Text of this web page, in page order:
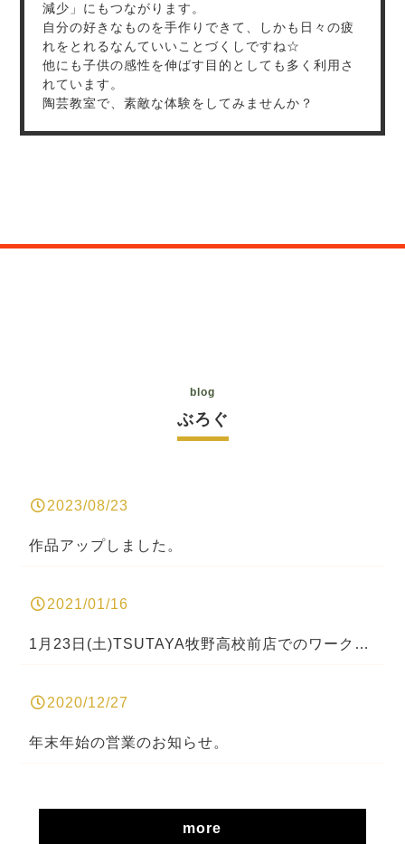
減少」にもつながります。
自分の好きなものを手作りできて、しかも日々の疲
れをとれるなんていいことづくしですね☆
他にも子供の感性を伸ばす目的としても多く利用さ
れています。
陶芸教室で、素敵な体験をしてみませんか？
blog
ぶろぐ
2023/08/23
作品アップしました。
2021/01/16
1月23日(土)TSUTAYA牧野高校前店でのワークショップのお知らせ。
2020/12/27
年末年始の営業のお知らせ。
more